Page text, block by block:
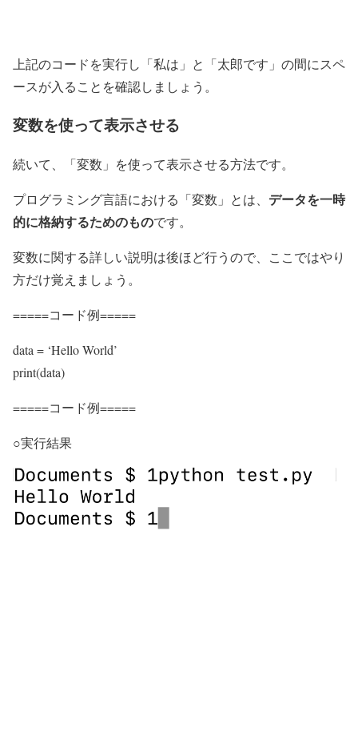
上記のコードを実行し「私は」と「太郎です」の間にスペ
ースが入ることを確認しましょう。
変数を使って表示させる
続いて、「変数」を使って表示させる方法です。
プログラミング言語における「変数」とは、 データを一時
的に格納するためのものです。
変数に関する詳しい説明は後ほど行うので、ここではやり
方だけ覚えましょう。
=====コード例=====
data = ‘Hello World’
print(data)
=====コード例=====
○実行結果